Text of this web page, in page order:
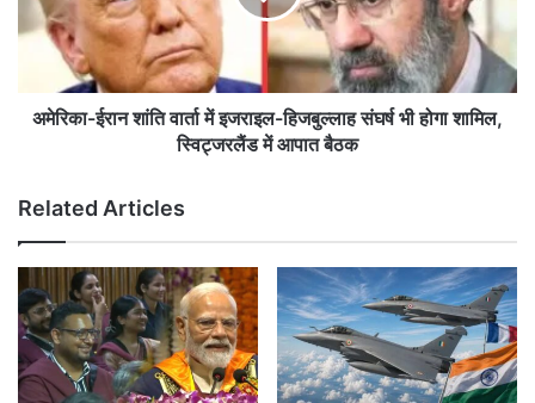
दौ
र
में
कां
ग्रे
स
की
“
पा
रा
शां
इ
ज
रा
इ
ल
-
हि
ज
अमेरिका-ईरान शांति वार्ता में इजराइल-हिजबुल्लाह संघर्ष भी होगा शामिल,
स्विट्जरलैंड में आपात बैठक
Related Articles